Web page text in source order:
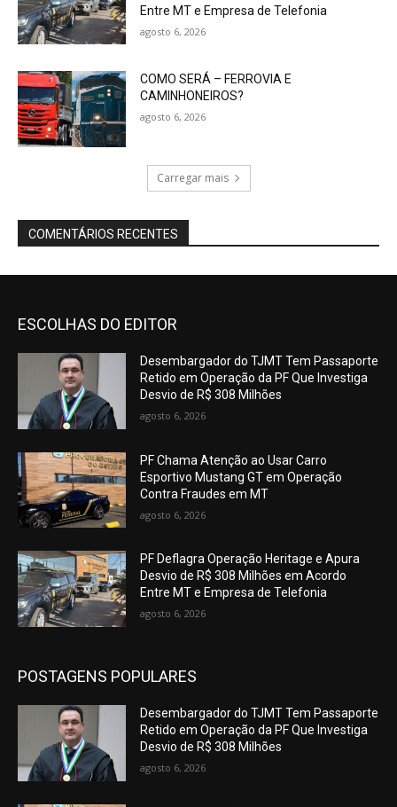
Entre MT e Empresa de Telefonia
agosto 6, 2026
COMO SERÁ – FERROVIA E
CAMINHONEIROS?
agosto 6, 2026
Carregar mais
COMENTÁRIOS RECENTES
ESCOLHAS DO EDITOR
Desembargador do TJMT Tem Passaporte
Retido em Operação da PF Que Investiga
Desvio de R$ 308 Milhões
agosto 6, 2026
PF Chama Atenção ao Usar Carro
Esportivo Mustang GT em Operação
Contra Fraudes em MT
agosto 6, 2026
PF Deflagra Operação Heritage e Apura
Desvio de R$ 308 Milhões em Acordo
Entre MT e Empresa de Telefonia
agosto 6, 2026
POSTAGENS POPULARES
Desembargador do TJMT Tem Passaporte
Retido em Operação da PF Que Investiga
Desvio de R$ 308 Milhões
agosto 6, 2026